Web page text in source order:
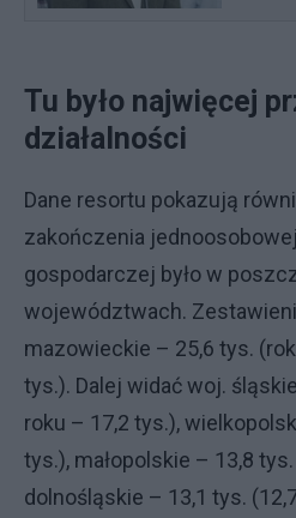
Tu było najwięcej
działalności
Dane resortu pokazują
zakończenia
gospodarczej było w
województwach.
mazowieckie – 25,6 tys.
tys.). Dalej widać woj.
roku – 17,2 tys.),
tys.), małopolskie – 13,8
dolnośląskie – 13,1 tys.